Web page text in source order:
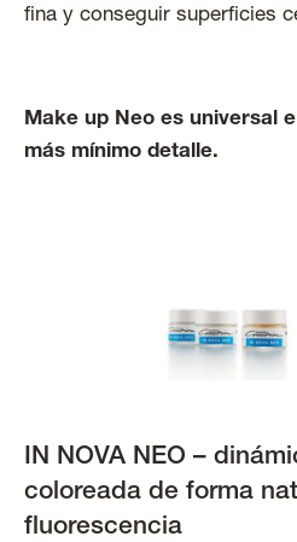
fina y conseguir superficies
Make up Neo es universal
más mínimo detalle.
IN NOVA NEO –
coloreada de forma
fluorescencia